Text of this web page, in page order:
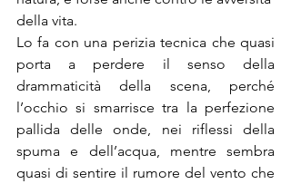
della vita.
Lo fa con una perizia tecnica che quasi
porta a perdere il senso della
drammaticità della scena, perché
l’occhio si smarrisce tra la perfezione
pallida delle onde, nei riflessi della
spuma e dell’acqua, mentre sembra
quasi di sentire il rumore del vento che